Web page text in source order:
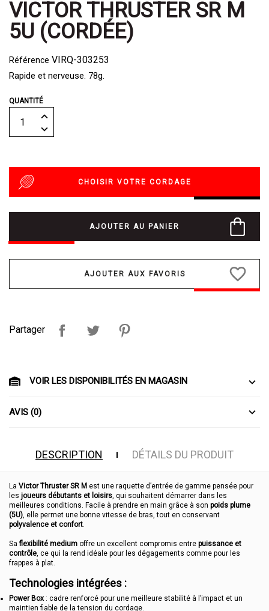
VICTOR THRUSTER SR M
5U (CORDÉE)
Référence VIRQ-303253
Rapide et nerveuse. 78g.
QUANTITÉ
CHOISIR VOTRE CORDAGE
AJOUTER AU PANIER
favorite_border
Partager
VOIR LES DISPONIBILITÉS EN MAGASIN
AVIS (0)
DESCRIPTION DÉTAILS DU PRODUIT
La Victor Thruster SR M est une raquette d’entrée de gamme pensée pour
les joueurs débutants et loisirs, qui souhaitent démarrer dans les
meilleures conditions. Facile à prendre en main grâce à son poids plume
(5U), elle permet une bonne vitesse de bras, tout en conservant
polyvalence et confort.
Saflexibilité medium offre un excellent compromis entre puissance et
contrôle, ce qui la rend idéale pour les dégagements comme pour les
frappes à plat.
Technologies intégrées :
Power Box: cadre renforcé pour une meilleure stabilité à l’impact et un
maintien fiable de la tension du cordage.